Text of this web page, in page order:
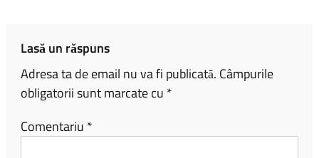
Lasă un răspuns
Adresa ta de email nu va fi publicată. Câmpurile
obligatorii sunt marcate cu *
Comentariu *